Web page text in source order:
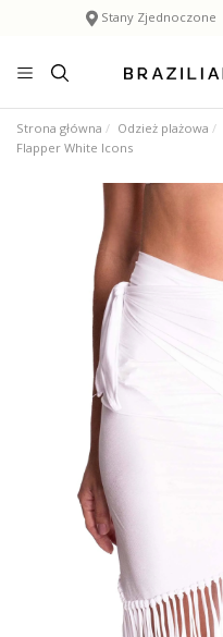
Stany Zjednoczone
Strona główna Odzież plażowa
Flapper White Icons